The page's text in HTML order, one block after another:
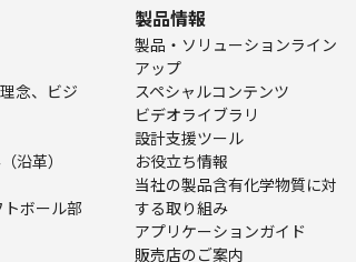
念、ビジ
沿革）
ボール部
製品情報
製品・ソリューションライン
アップ
スペシャルコンテンツ
ビデオライブラリ
設計支援ツール
お役立ち情報
当社の製品含有化学物質に対
する取り組み
アプリケーションガイド
販売店のご案内